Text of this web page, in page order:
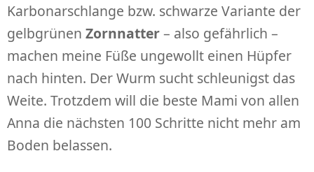
Karbonarschlange bzw. schwarze Variante der
gelbgrünen Zornnatter– also gefährlich –
machen meine Füße ungewollt einen Hüpfer
nach hinten. Der Wurm sucht schleunigst das
Weite. Trotzdem will die beste Mami von allen
Anna die nächsten 100 Schritte nicht mehr am
Boden belassen.